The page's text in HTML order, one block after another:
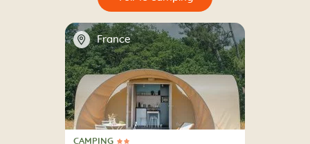
📍 France
CAMPING